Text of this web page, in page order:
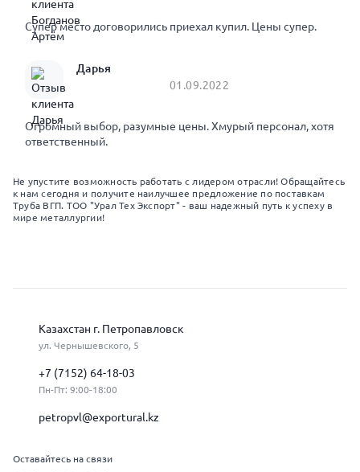
Супер место договорились приехал купил. Цены супер.
Дарья
01.09.2022
Огромный выбор, разумные цены. Хмурый персонал, хотя
ответственный.
Не упустите возможность работать с лидером отрасли! Обращайтесь
к нам сегодня и получите наилучшее предложение по поставкам
Труба ВГП. ТОО "Урал Тех Экспорт" - ваш надежный путь к успеху в
мире металлургии!
Казахстан г. Петропавловск
ул. Чернышевского, 5
+7 (7152) 64-18-03
Пн-Пт: 9:00-18:00
petropvl@exportural.kz
Оставайтесь на связи